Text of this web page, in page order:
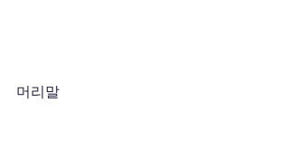
머리말